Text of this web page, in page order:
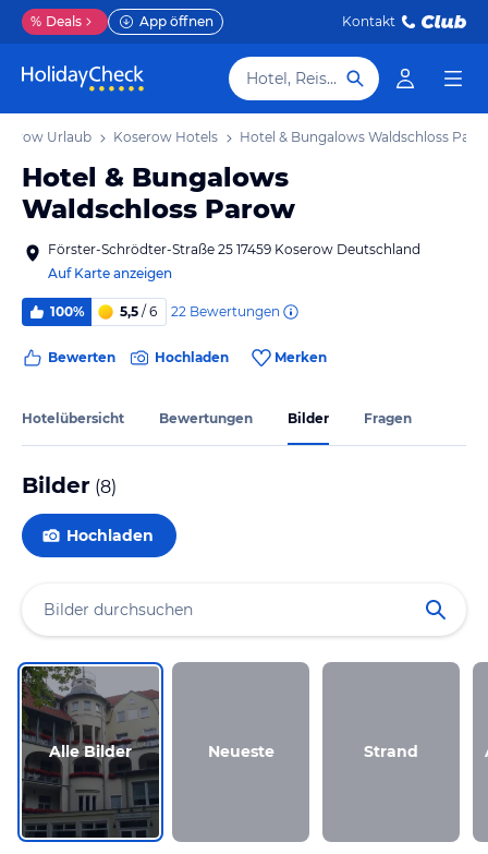
% Deals App öffnen Kontakt
Hotel, Reiseziel
Urlaub Koserow Hotels Hotel & Bungalows Waldschloss
Hotel & Bungalows
Waldschloss Parow
Förster-Schrödter-Straße 25 17459 Koserow Deutschland
Auf Karte anzeigen
100% 5,5 / 6 22 Bewertungen
Bewerten Hochladen Merken
Hotelübersicht Bewertungen Bilder Fragen
Bilder (8)
Hochladen
Alle Bilder Neueste Strand